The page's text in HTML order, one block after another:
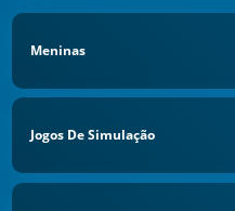
Meninas
Jogos De Simulação